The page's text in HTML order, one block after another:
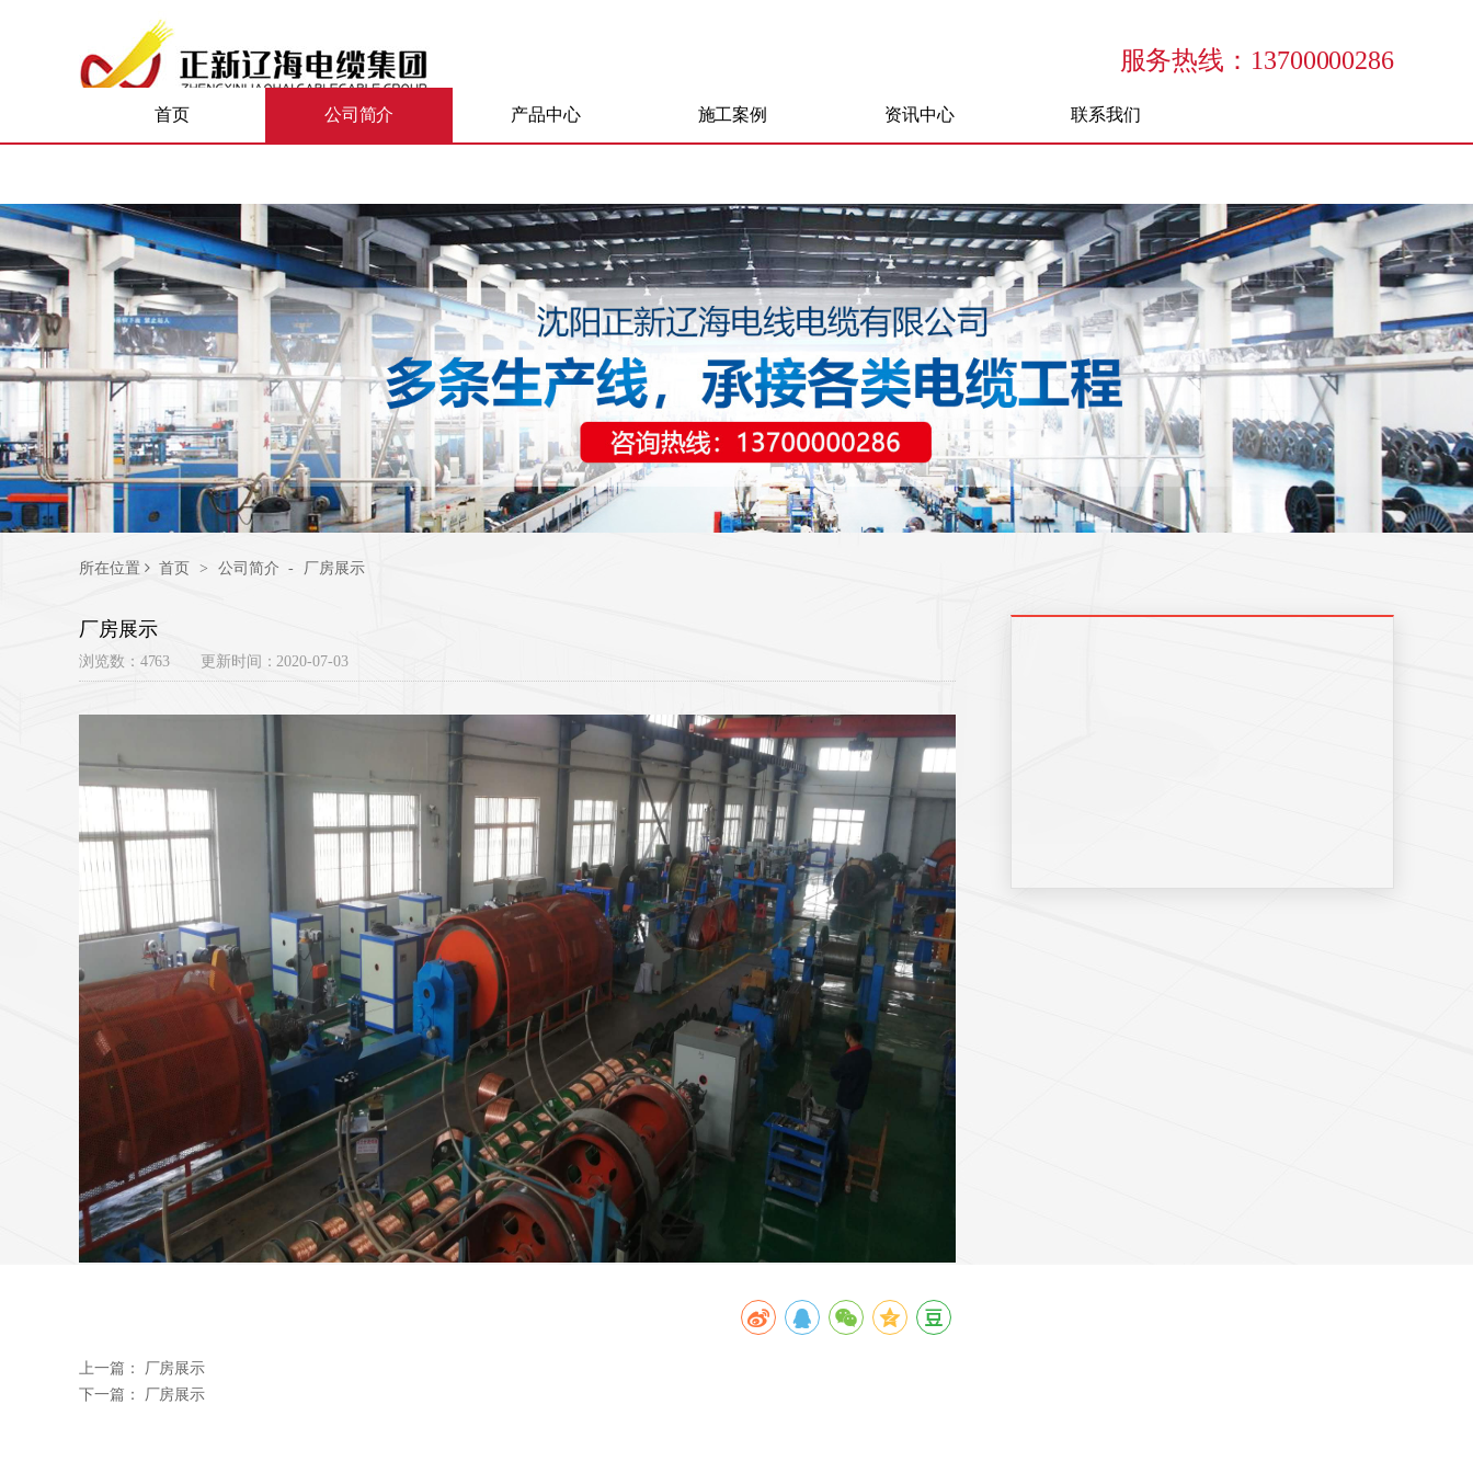
服务热线：13700000286
首页 公司简介 产品中心 施工案例 资讯中心 联系我们
所在位置 首页 > 公司简介 - 厂房展示
厂房展示
浏览数：4763 更新时间：2020-07-03
上一篇： 厂房展示
下一篇： 厂房展示